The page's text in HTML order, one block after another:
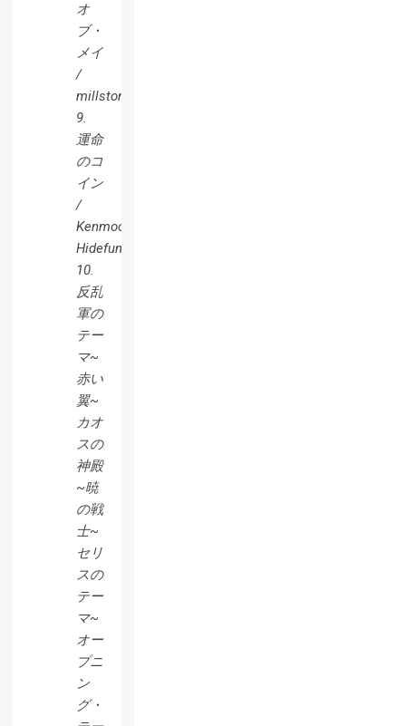
オ
ブ・
メイ
/
millstones
9.
運命
のコ
イン
/
Kenmochi
Hidefumi
10.
反乱
軍の
テー
マ~
赤い
翼~
カオ
スの
神殿
~暁
の戦
士~
セリ
スの
テー
マ~
オー
プニ
ン
グ・